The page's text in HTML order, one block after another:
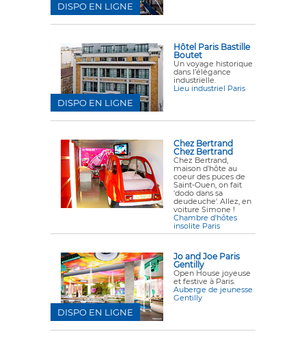
DISPO EN LIGNE
Hôtel Paris Bastille
Boutet
Un voyage historique
dans l’élégance
industrielle.
Lieu industriel Paris
DISPO EN LIGNE
Chez Bertrand
Chez Bertrand
Chez Bertrand,
maison d'hôte au
coeur des puces de
Saint-Ouen, on fait
'dodo dans sa
deudeuche'. Allez, en
voiture Simone !
Chambre d'hôtes
insolite Paris
Jo and Joe Paris
Gentilly
Open House joyeuse
et festive à Paris.
Auberge de jeunesse
Gentilly
DISPO EN LIGNE